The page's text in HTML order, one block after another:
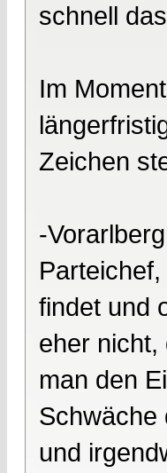
schnell
Im
Zeichen
-
findet und
eher nicht,
man den
Schwäche
und